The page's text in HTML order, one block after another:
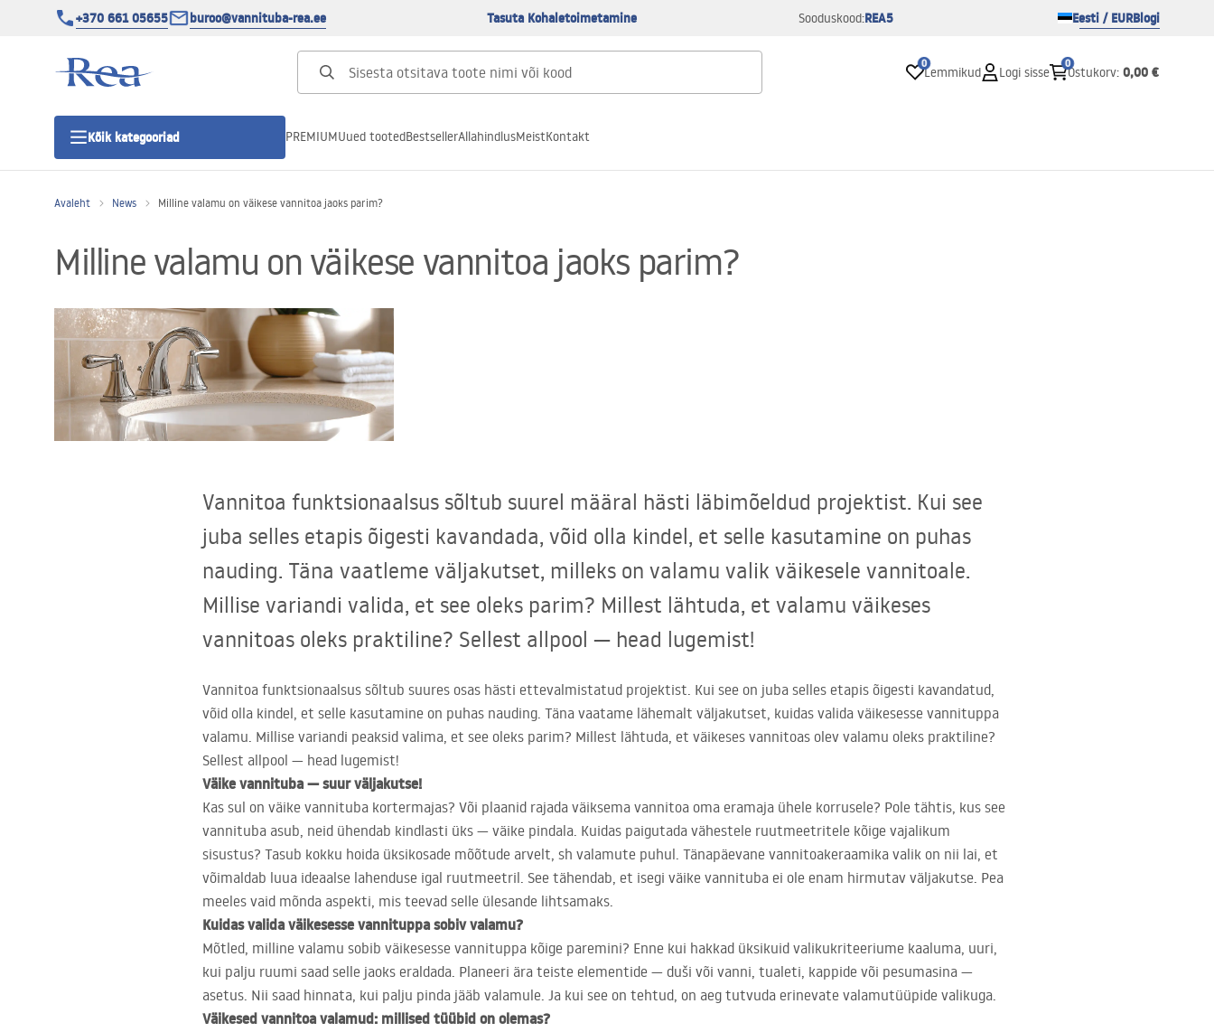
+370 661 05655 buroo@vannituba-rea.ee Tasuta Kohaletoimetamine Sooduskood:REA5 Eesti / EURBlogi
0
Lemmikud Logi sisse
0
Ostukorv: 0,00 €
Kõik kategooriad
Duši uks
Vannitoa dušialused
Lineaarne duši äravool
Tualettruumid
Vannid ja ekraanid
PREMIUMUued tootedBestsellerAllahindlusMeistKontakt
Avaleht News Milline valamu on väikese vannitoa jaoks parim?
Milline valamu on väikese vannitoa jaoks parim?
Vannitoa funktsionaalsus sõltub suurel määral hästi läbimõeldud projektist. Kui see
juba selles etapis õigesti kavandada, võid olla kindel, et selle kasutamine on puhas
nauding. Täna vaatleme väljakutset, milleks on valamu valik väikesele vannitoale.
Millise variandi valida, et see oleks parim? Millest lähtuda, et valamu väikeses
vannitoas oleks praktiline? Sellest allpool — head lugemist!
Vannitoa funktsionaalsus sõltub suures osas hästi ettevalmistatud projektist. Kui see on juba selles etapis õigesti kavandatud,
võid olla kindel, et selle kasutamine on puhas nauding. Täna vaatame lähemalt väljakutset, kuidas valida väikesesse vannituppa
valamu. Millise variandi peaksid valima, et see oleks parim? Millest lähtuda, et väikeses vannitoas olev valamu oleks praktiline?
Sellest allpool — head lugemist!
Väike vannituba — suur väljakutse!
Kas sul on väike vannituba kortermajas? Või plaanid rajada väiksema vannitoa oma eramaja ühele korrusele? Pole tähtis, kus see
vannituba asub, neid ühendab kindlasti üks — väike pindala. Kuidas paigutada vähestele ruutmeetritele kõige vajalikum
sisustus? Tasub kokku hoida üksikosade mõõtude arvelt, sh valamute puhul. Tänapäevane vannitoakeraamika valik on nii lai, et
võimaldab luua ideaalse lahenduse igal ruutmeetril. See tähendab, et isegi väike vannituba ei ole enam hirmutav väljakutse. Pea
meeles vaid mõnda aspekti, mis teevad selle ülesande lihtsamaks.
Kuidas valida väikesesse vannituppa sobiv valamu?
Mõtled, milline valamu sobib väikesesse vannituppa kõige paremini? Enne kui hakkad üksikuid valikukriteeriume kaaluma, uuri,
kui palju ruumi saad selle jaoks eraldada. Planeeri ära teiste elementide — duši või vanni, tualeti, kappide või pesumasina —
asetus. Nii saad hinnata, kui palju pinda jääb valamule. Ja kui see on tehtud, on aeg tutvuda erinevate valamutüüpide valikuga.
Väikesed vannitoa valamud: millised tüübid on olemas?